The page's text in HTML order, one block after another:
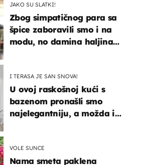
JAKO SU SLATKI!
Zbog simpatičnog para sa
špice zaboravili smo i na
modu, no damina haljina
I TERASA JE SAN SNOVA!
U ovoj raskošnoj kući s
bazenom pronašli smo
najelegantniju, a možda i
VOLE SUNCE
Nama smeta paklena